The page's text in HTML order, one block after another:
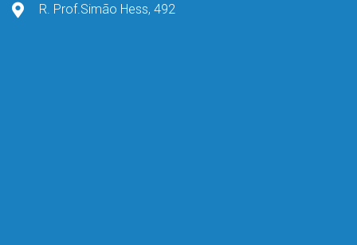
R. Prof.Simão Hess, 492